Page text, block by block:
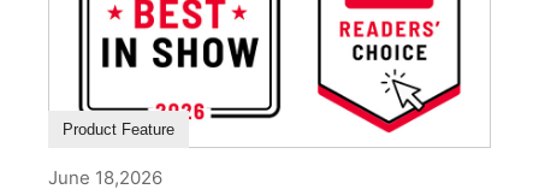
Product Feature
June 18,2026